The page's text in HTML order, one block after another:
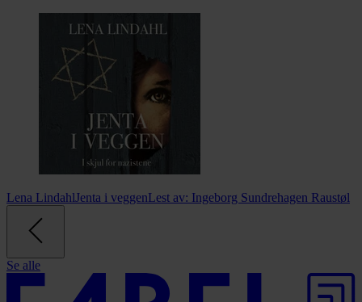
Lena LindahlJenta i veggenLest av: Ingeborg Sundrehagen Raustøl
Se alle